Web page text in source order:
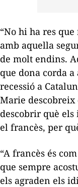
“No hi ha res
amb aquella
de molt endins.
que dona corda
recessió a
Marie
descobrir què els
el francès, per
“A francès és
que sempre
els agraden els